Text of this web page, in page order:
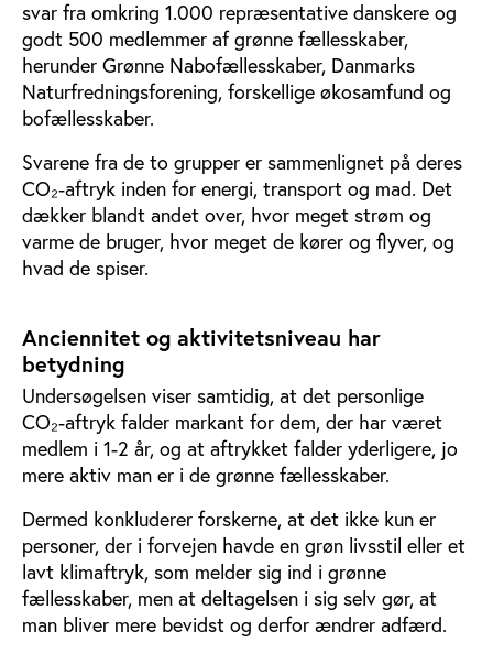
svar fra omkring 1.000 repræsentative danskere og
godt 500 medlemmer af grønne fællesskaber,
herunder Grønne Nabofællesskaber, Danmarks
Naturfredningsforening, forskellige økosamfund og
bofællesskaber.
Svarene fra de to grupper er sammenlignet på deres
CO₂-aftryk inden for energi, transport og mad. Det
dækker blandt andet over, hvor meget strøm og
varme de bruger, hvor meget de kører og flyver, og
hvad de spiser.
Anciennitet og aktivitetsniveau har
betydning
Undersøgelsen viser samtidig, at det personlige
CO₂-aftryk falder markant for dem, der har været
medlem i 1-2 år, og at aftrykket falder yderligere, jo
mere aktiv man er i de grønne fællesskaber.
Dermed konkluderer forskerne, at det ikke kun er
personer, der i forvejen havde en grøn livsstil eller et
lavt klimaftryk, som melder sig ind i grønne
fællesskaber, men at deltagelsen i sig selv gør, at
man bliver mere bevidst og derfor ændrer adfærd.